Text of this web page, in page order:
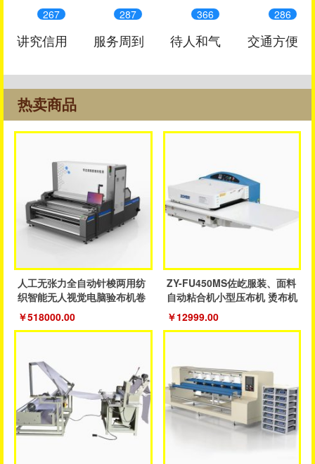
讲究信用
267
服务周到
287
待人和气
366
交通方便
286
热卖商品
人工无张力全自动针梭两用纺
织智能无人视觉电脑验布机卷
布机
￥518000.00
ZY-FU450MS佐屹服装、面料
自动粘合机小型压布机 烫布机
￥12999.00